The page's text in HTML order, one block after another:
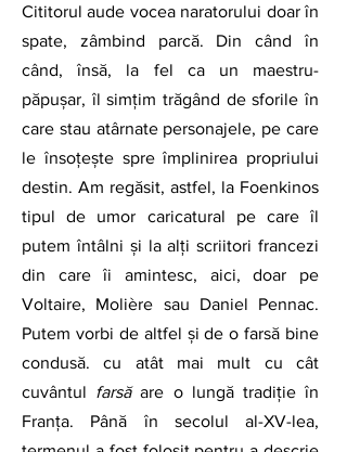
Cititorul aude vocea naratorului doar în
spate, zâmbind parcă. Din când în
când, însă, la fel ca un maestru-
păpușar, îl simțim trăgând de sforile în
care stau atârnate personajele, pe care
le însoțește spre împlinirea propriului
destin. Am regăsit, astfel, la Foenkinos
tipul de umor caricatural pe care îl
putem întâlni și la alți scriitori francezi
din care îi amintesc, aici, doar pe
Voltaire, Molière sau Daniel Pennac.
Putem vorbi de altfel și de o farsă bine
condusă. cu atât mai mult cu cât
cuvântul farsă are o lungă tradiție în
Franța. Până în secolul al-XV-lea,